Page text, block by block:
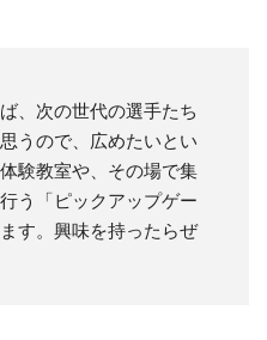
、次の世代の選手たち
うので、広めたいとい
験教室や、その場で集
う「ピックアップゲー
す。興味を持ったらぜ